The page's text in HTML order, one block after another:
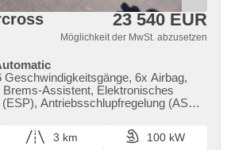
23 540 EUR
Möglichkeit der MwSt. abzusetzen
Geschwindigkeitsgänge, 6x Airbag,
Brems-Assistent, Elektronisches
Antriebsschlupfregelung (ASR),
limitu (SLIF), Uhr Spur, Blind Spot
im Berg bremsen , Servolenkung,
3 km
100 kW